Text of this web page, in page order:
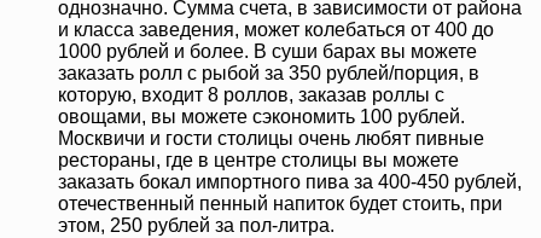
однозначно. Сумма счета, в зависимости от района
и класса заведения, может колебаться от 400 до
1000 рублей и более. В суши барах вы можете
заказать ролл с рыбой за 350 рублей/порция, в
которую, входит 8 роллов, заказав роллы с
овощами, вы можете сэкономить 100 рублей.
Москвичи и гости столицы очень любят пивные
рестораны, где в центре столицы вы можете
заказать бокал импортного пива за 400-450 рублей,
отечественный пенный напиток будет стоить, при
этом, 250 рублей за пол-литра.